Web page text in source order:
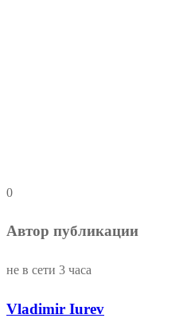
0
Автор публикации
не в сети 3 часа
Vladimir Iurev